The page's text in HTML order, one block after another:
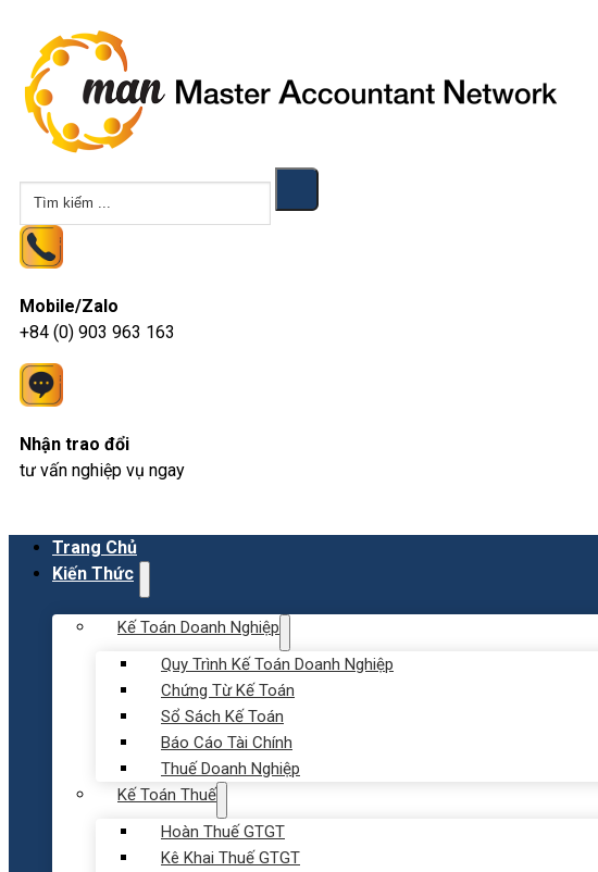
Tìm
kiếm
Mobile/Zalo
+84 (0) 903 963 163
Nhận trao đổi
tư vấn nghiệp vụ ngay
Trang Chủ
Kiến Thức
Kế Toán Doanh Nghiệp
Quy Trình Kế Toán Doanh Nghiệp
Chứng Từ Kế Toán
Sổ Sách Kế Toán
Báo Cáo Tài Chính
Thuế Doanh Nghiệp
Kế Toán Thuế
Hoàn Thuế GTGT
Kê Khai Thuế GTGT